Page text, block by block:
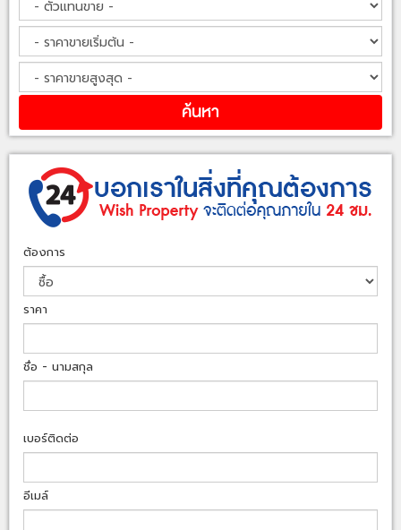
ต้องการ
ราคา
ชื่อ - นามสกุล
เบอร์ติดต่อ
อีเมล์